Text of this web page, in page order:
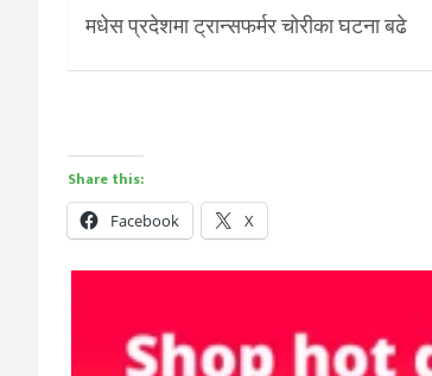
मधेस प्रदेशमा ट्रान्सफर्मर चोरीका घटना बढे
Share this:
Facebook X